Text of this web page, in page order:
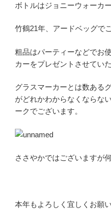
ボトルはジョニーウォーカ
竹鶴21年、アードベッグで
粗品はパーティーなどでお
カーをプレゼントさせてい
グラスマーカーとは数ある
がどれかわからなくならな
ークでございます。
ささやかではございますが
本年もよろしく宜しくお願